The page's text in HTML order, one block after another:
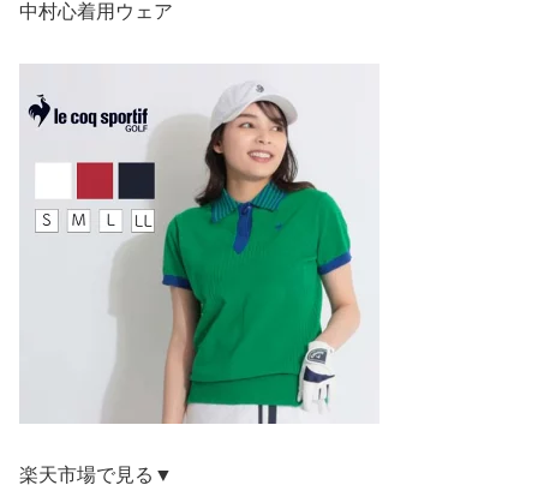
中村心着用ウェア
楽天市場で見る▼